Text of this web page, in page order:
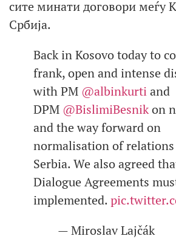
сите минати договори меѓу
Србија.
Back in Kosovo today to
frank, open and intense
with PM @albinkurtiand
DPM @BislimiBesnikon
and the way forward on
normalisation of
Serbia. We also agreed
Dialogue Agreements
implemented.
— Miroslav Lajčák